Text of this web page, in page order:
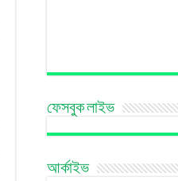
ফেসবুক লাইভ
আর্কাইভ